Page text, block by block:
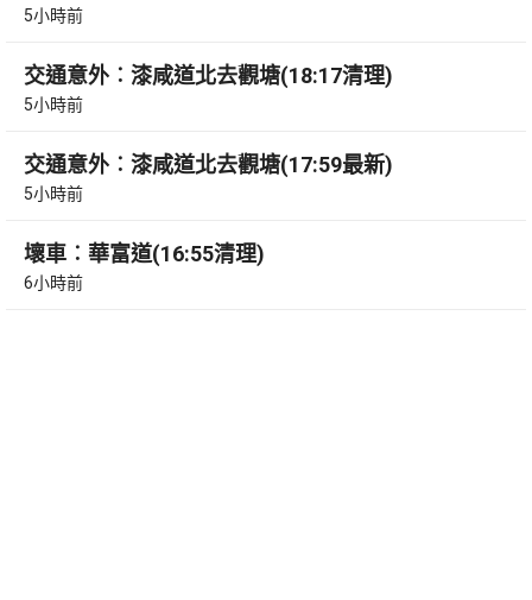
5小時前
交通意外︰漆咸道北去觀塘(18:17清理)
5小時前
交通意外︰漆咸道北去觀塘(17:59最新)
5小時前
壞車︰華富道(16:55清理)
6小時前